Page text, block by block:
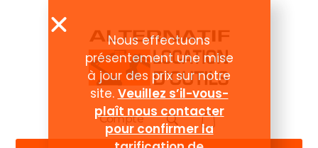
Compte
Nous effectuons
présentement une mise
à jour des prix sur notre
site. Veuillez s’il-vous-
plaît nous contacter
pour confirmer la